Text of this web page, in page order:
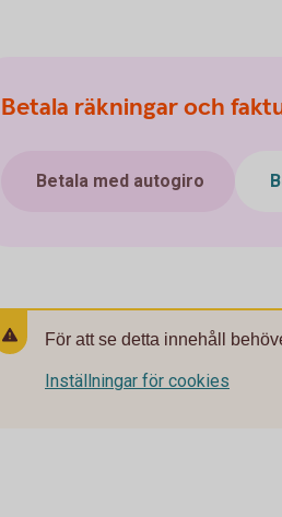
Betala räkningar och
Betala med autogiro
För att se detta innehåll
Inställningar för cookies